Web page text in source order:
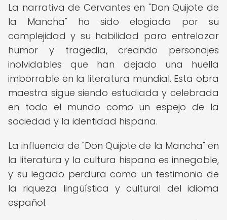
La narrativa de Cervantes en "Don Quijote de
la Mancha" ha sido elogiada por su
complejidad y su habilidad para entrelazar
humor y tragedia, creando personajes
inolvidables que han dejado una huella
imborrable en la literatura mundial. Esta obra
maestra sigue siendo estudiada y celebrada
en todo el mundo como un espejo de la
sociedad y la identidad hispana.
La influencia de "Don Quijote de la Mancha" en
la literatura y la cultura hispana es innegable,
y su legado perdura como un testimonio de
la riqueza lingüística y cultural del idioma
español.